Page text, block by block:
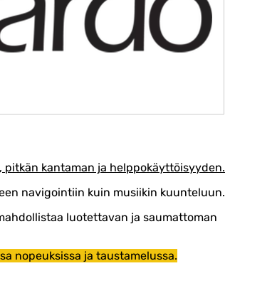
kantaman ja helppokäyttöisyyden.
navigointiin kuin musiikin kuunteluun.
luotettavan ja saumattoman
nopeuksissa ja taustamelussa.